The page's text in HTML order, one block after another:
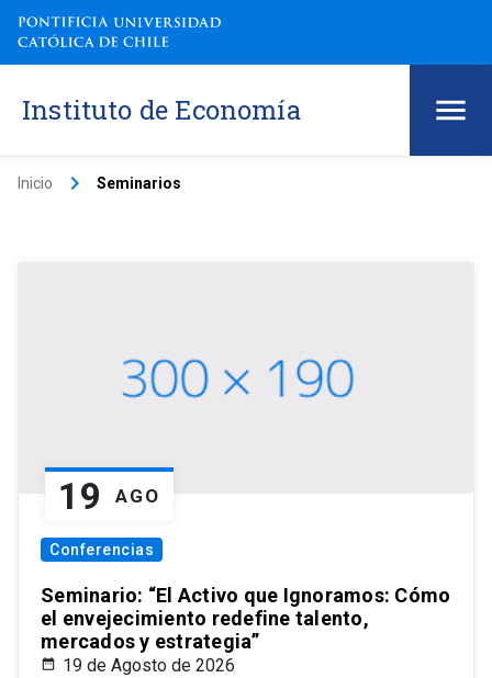
Instituto de Economía
Inicio keyboard_arrow_right Seminarios
19 AGO
Conferencias
Seminario: “El Activo que Ignoramos: Cómo
el envejecimiento redefine talento,
mercados y estrategia”
19 de Agosto de 2026